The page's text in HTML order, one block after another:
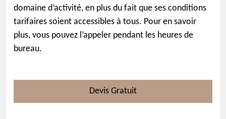
domaine d’activité, en plus du fait que ses conditions
tarifaires soient accessibles à tous. Pour en savoir
plus, vous pouvez l’appeler pendant les heures de
bureau.
Devis Gratuit